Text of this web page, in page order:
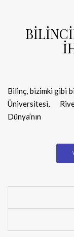
Bilinç, bizimki gibi
Üniversitesi,
Dünya’nın